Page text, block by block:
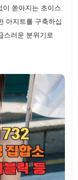
쏟아지는 초이스
아지트를 구축하십
스러운 분위기로